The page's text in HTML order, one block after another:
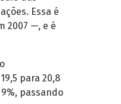
Essa é
2007 —, e é
para 20,8
passando